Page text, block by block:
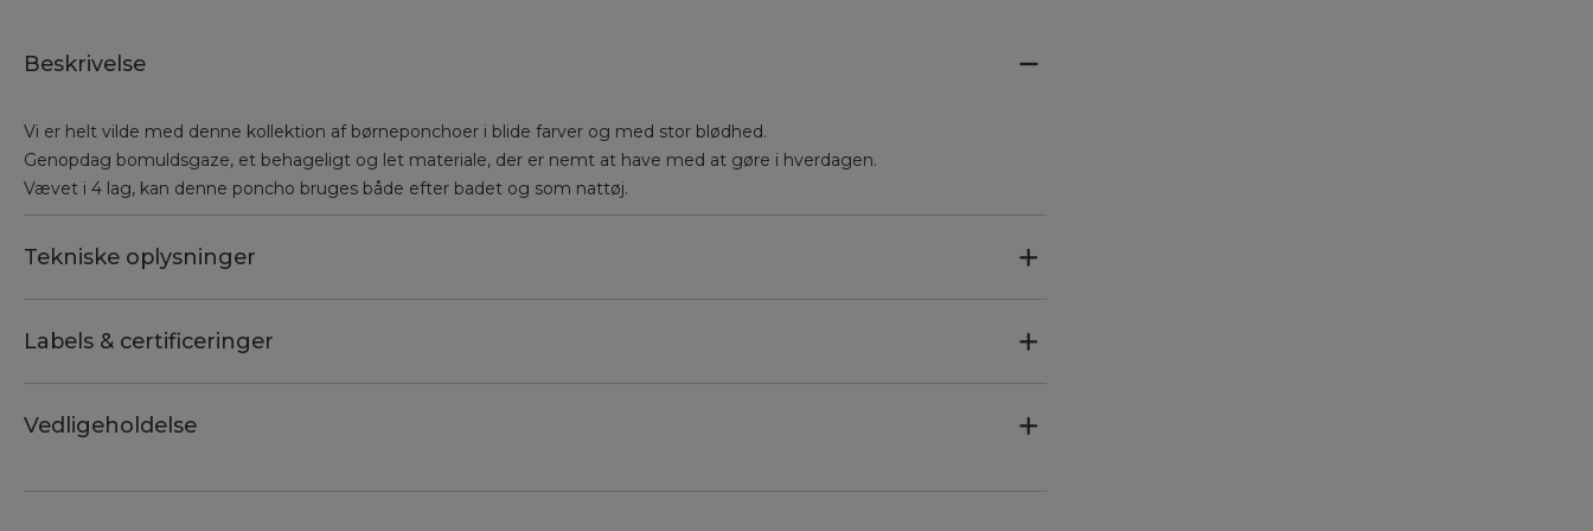
Beskrivelse
Vi er helt vilde med denne kollektion af børneponchoer i blide farver og med stor blødhed.
Genopdag bomuldsgaze, et behageligt og let materiale, der er nemt at have med at gøre i hverdagen.
Vævet i 4 lag, kan denne poncho bruges både efter badet og som nattøj.
Tekniske oplysninger
Labels & certificeringer
Vedligeholdelse